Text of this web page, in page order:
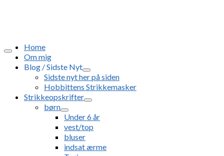
Home
Om mig
Blog / Sidste Nyt
Sidste nyt her på siden
Hobbittens Strikkemasker
Strikkeopskrifter
børn
Under 6 år
vest/top
bluser
indsat ærme